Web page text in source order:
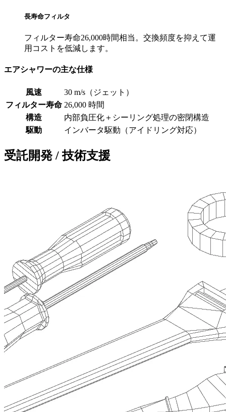
長寿命フィルタ
フィルター寿命26,000時間相当。交換頻度を抑えて運
用コストを低減します。
エアシャワーの主な仕様
風速
30 m/s（ジェット）
フィルター寿命 26,000 時間
構造
内部負圧化＋シーリング処理の密閉構造
駆動
インバータ駆動（アイドリング対応）
受託開発 / 技術支援